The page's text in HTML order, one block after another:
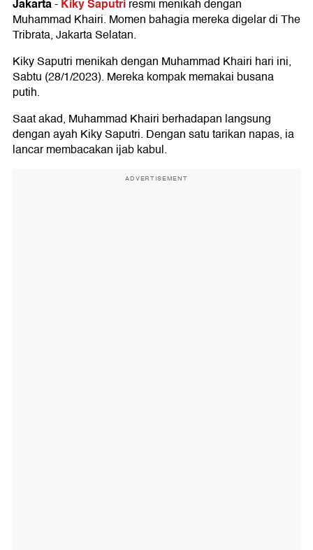
Jakarta-Kiky Saputriresmi menikah dengan
Muhammad Khairi. Momen bahagia mereka digelar di The
Tribrata, Jakarta Selatan.
Kiky Saputri menikah dengan Muhammad Khairi hari ini,
Sabtu (28/1/2023). Mereka kompak memakai busana
putih.
Saat akad, Muhammad Khairi berhadapan langsung
dengan ayah Kiky Saputri. Dengan satu tarikan napas, ia
lancar membacakan ijab kabul.
ADVERTISEMENT